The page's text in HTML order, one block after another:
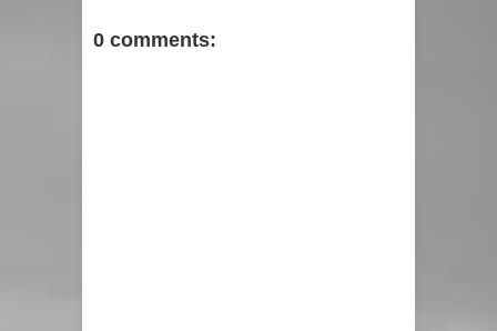
0 comments: